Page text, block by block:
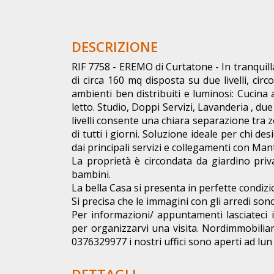
DESCRIZIONE
RIF 7758 - EREMO di Curtatone - In
di circa 160 mq disposta su due livelli,
ambienti ben distribuiti e luminosi: Cucina
letto. Studio, Doppi Servizi, Lavanderia ,
livelli consente una chiara separazione tra
di tutti i giorni. Soluzione ideale per chi
dai principali servizi e collegamenti con
La proprietà è circondata da giardino
bambini.
La bella Casa si presenta in perfette
Si precisa che le immagini con gli arredi
Per informazioni/ appuntamenti
per organizzarvi una visita.
0376329977 i nostri uffici sono aperti ad